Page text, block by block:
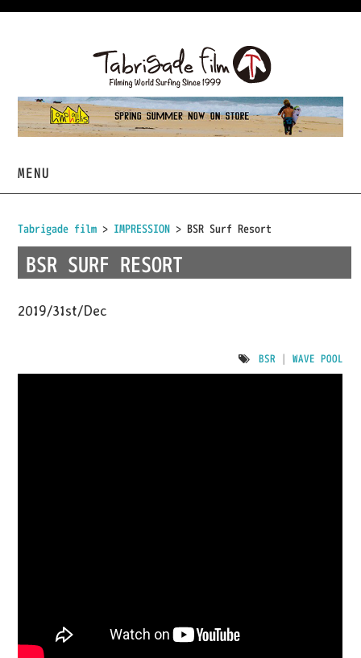
MENU
VIDEOS
IMPRESSION
Tabrigade film > IMPRESSION > BSR Surf Resort
BSR SURF RESORT
2019/31st/Dec
BSR | WAVE POOL